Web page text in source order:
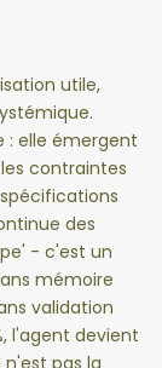
utile,
: elle émergent
contraintes
des
- c'est un
mémoire
validation
l'agent devient